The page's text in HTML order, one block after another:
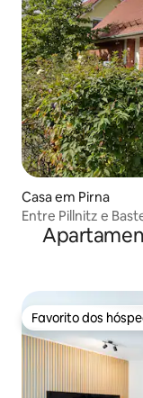
Casa em Pirna
Entre Pillnitz e
Favorito dos
Favorito dos